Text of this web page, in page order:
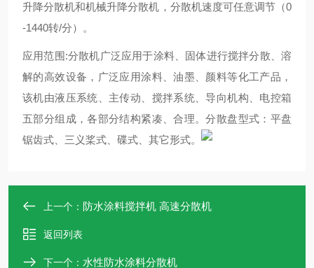
升降分散机和机械升降分散机，分散机速度可任意调节（0
-1440转/分）。
应用范围:分散机广泛应用于涂料、固体进行搅拌分散、溶
解的高效设备，广泛应用涂料、油墨、颜料等化工产品，
该机由液压系统、主传动、搅拌系统、导向机构、电控箱
五部分组成，各部分结构紧凑、合理。分散盘型式：平盘
锯齿式、三义桨式、碟式、其它形式。
上一个： 防水涂料搅拌机 高速分散机
返回列表
下一个： 水性防水涂料分散机